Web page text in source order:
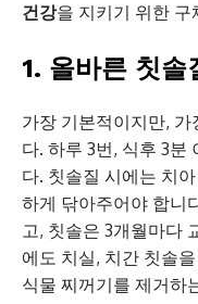
건강을 지키기 위한 구
1. 올바른 칫솔
가장 기본적이지만,
다. 하루 3번, 식후 3분
다. 칫솔질 시에는 치
하게 닦아주어야 합니
고, 칫솔은 3개월마다
에도 치실, 치간 칫솔
식물 찌꺼기를 제거하